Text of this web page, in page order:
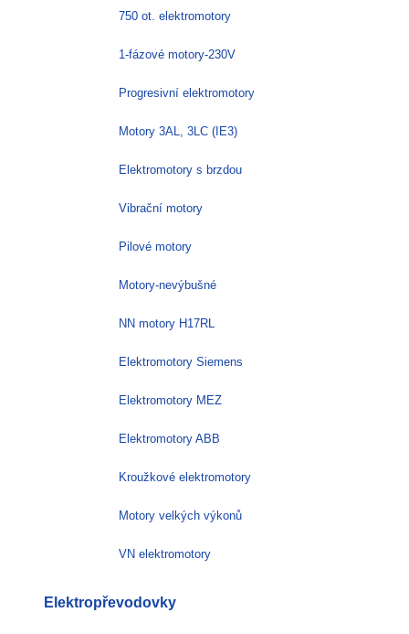
750 ot. elektromotory
1-fázové motory-230V
Progresivní elektromotory
Motory 3AL, 3LC (IE3)
Elektromotory s brzdou
Vibrační motory
Pilové motory
Motory-nevýbušné
NN motory H17RL
Elektromotory Siemens
Elektromotory MEZ
Elektromotory ABB
Kroužkové elektromotory
Motory velkých výkonů
VN elektromotory
Elektropřevodovky